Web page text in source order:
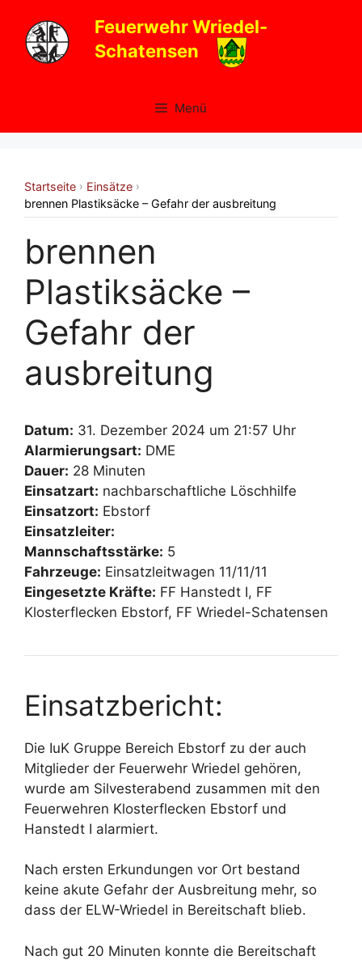
Inhalt
springen
Feuerwehr Wriedel-
Schatensen
Menü
Startseite › Einsätze ›
brennen Plastiksäcke – Gefahr der ausbreitung
brennen
Plastiksäcke –
Gefahr der
ausbreitung
Datum: 31. Dezember 2024 um 21:57 Uhr
Alarmierungsart: DME
Dauer: 28 Minuten
Einsatzart: nachbarschaftliche Löschhilfe
Einsatzort: Ebstorf
Einsatzleiter:
Mannschaftsstärke: 5
Fahrzeuge: Einsatzleitwagen 11/11/11
Eingesetzte Kräfte: FF Hanstedt I, FF
Klosterflecken Ebstorf, FF Wriedel-Schatensen
Einsatzbericht:
Die IuK Gruppe Bereich Ebstorf zu der auch
Mitglieder der Feuerwehr Wriedel gehören,
wurde am Silvesterabend zusammen mit den
Feuerwehren Klosterflecken Ebstorf und
Hanstedt I alarmiert.
Nach ersten Erkundungen vor Ort bestand
keine akute Gefahr der Ausbreitung mehr, so
dass der ELW-Wriedel in Bereitschaft blieb.
Nach gut 20 Minuten konnte die Bereitschaft